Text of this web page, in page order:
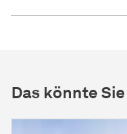
Das könnte